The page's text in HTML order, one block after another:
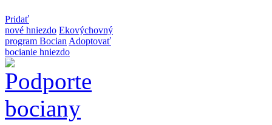
Pridať
nové hniezdo Ekovýchovný
program Bocian Adoptovať
bocianie hniezdo